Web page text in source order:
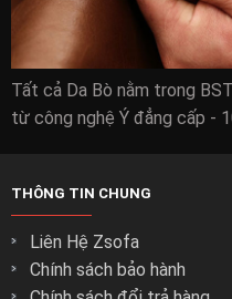
Tất cả Da Bò nằm trong
từ công nghệ Ý đẳng cấp -
THÔNG TIN CHUNG
Liên Hệ Zsofa
Chính sách bảo hành